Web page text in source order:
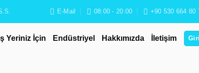
E-Mail 08:00 - 20:00 +90 530 664 80
İş Yeriniz İçin Endüstriyel Hakkımızda İletişim